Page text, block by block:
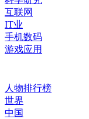
互联网
IT业
手机数码
游戏应用
人物排行榜
世界
中国